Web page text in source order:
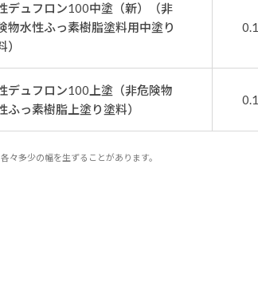
デュフロン100中塗（新）（非
物水性ふっ素樹脂塗料用中塗り
）
デュフロン100上塗（非危険物
ふっ素樹脂上塗り塗料）
多少の幅を生ずることがあります。